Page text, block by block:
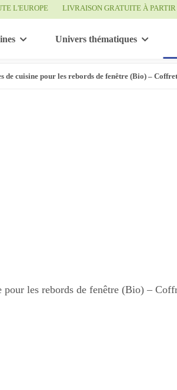
L'EUROPE LIVRAISON GRATUITE À
Univers thématiques
de cuisine pour les rebords de fenêtre (Bio) – Coffret